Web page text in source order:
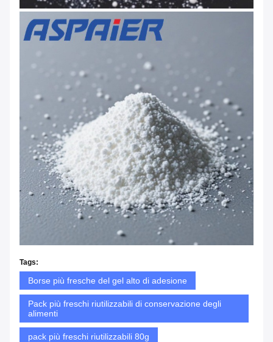
Tags:
Borse più fresche del gel alto di adesione
Pack più freschi riutilizzabili di conservazione degli
alimenti
pack più freschi riutilizzabili 80g